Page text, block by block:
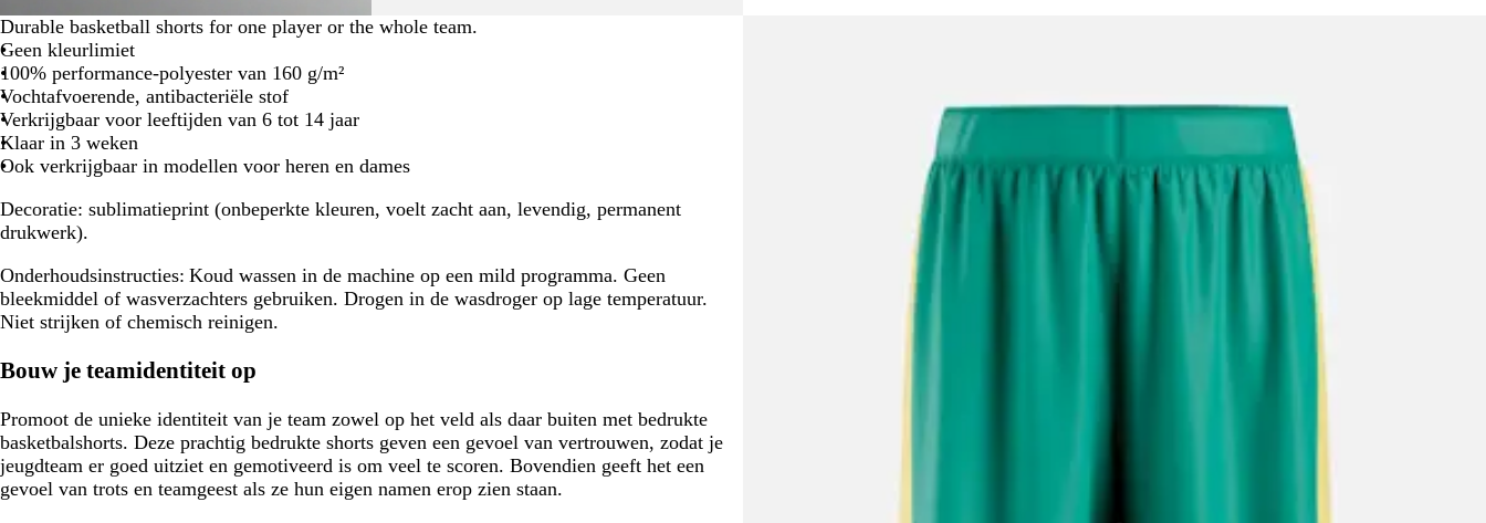
Durable basketball shorts for one player or the whole team.
Geen kleurlimiet
100% performance-polyester van 160 g/m²
Vochtafvoerende, antibacteriële stof
Verkrijgbaar voor leeftijden van 6 tot 14 jaar
Klaar in 3 weken
Ook verkrijgbaar in modellen voor heren en dames
Decoratie: sublimatieprint (onbeperkte kleuren, voelt zacht aan, levendig, permanent
drukwerk).
Onderhoudsinstructies: Koud wassen in de machine op een mild programma. Geen
bleekmiddel of wasverzachters gebruiken. Drogen in de wasdroger op lage temperatuur.
Niet strijken of chemisch reinigen.
Bouw je teamidentiteit op
Promoot de unieke identiteit van je team zowel op het veld als daar buiten met bedrukte
basketbalshorts. Deze prachtig bedrukte shorts geven een gevoel van vertrouwen, zodat je
jeugdteam er goed uitziet en gemotiveerd is om veel te scoren. Bovendien geeft het een
gevoel van trots en teamgeest als ze hun eigen namen erop zien staan.